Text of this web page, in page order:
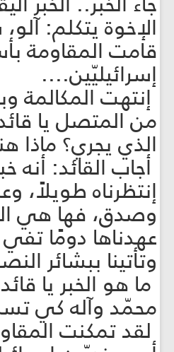
الإخوة يتكلم:
قامت المقاومة
إسرائيليّين....
إنتهت المكالمة
من المتصل يا
الذي يجري؟ ماذا
أجاب القائد: أنه
إنتظرناه طويلاً،
وصدق، فها هي
عهدناها دومًا
وتأتينا ببشائر
ما هو الخبر يا
محمّد وآله كي
لقد تمكنت